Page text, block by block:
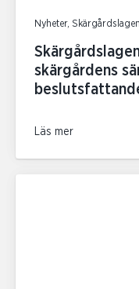
Nyheter, Skärgårdslagen
skärgårdens
Läs mer